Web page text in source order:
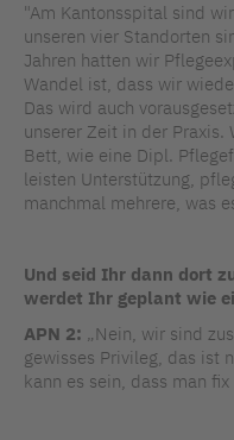
"Am Kantonsspital sind
unseren vier Standorten
Jahren hatten wir
Wandel ist, dass wir
Das wird auch
unserer Zeit in der
Bett, wie eine Dipl.
leisten Unterstützung,
manchmal mehrere, was
Und seid Ihr dann dort
werdet Ihr geplant wie
APN 2: „Nein, wir sind
gewisses Privileg, das ist
kann es sein, dass man